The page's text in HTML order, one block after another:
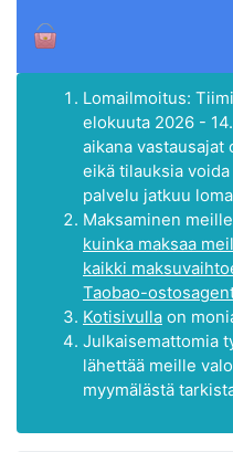
Lomailmoitus:
elokuuta 2026 -
aikana
eikä tilauksia
palvelu jatkuu
Maksaminen
kuinka maksaa
kaikki
Taobao-
Kotisivulla on
Julkaisemattomia
lähettää meille
myymälästä